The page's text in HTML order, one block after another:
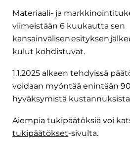
Materiaali- ja
viimeistään 6 kuukautta sen
kansainvälisen esityksen
kulut kohdistuvat.
1.1.2025 alkaen tehdyissä
voidaan myöntää enintään
hyväksymistä
Aiempia tukipäätöksiä voi
tukipäätökset-sivulta.